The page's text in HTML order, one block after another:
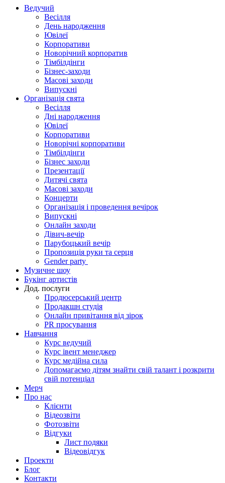
Ведучий
Весілля
День народження
Ювілеї
Корпоративи
Новорічний корпоратив
Тімбілдінги
Бізнес-заходи
Масові заходи
Випускні
Організація свята
Весілля
Дні народження
Ювілеї
Корпоративи
Новорічні корпоративи
Тімбілдінги
Бізнес заходи
Презентації
Дитячі свята
Масові заходи
Концерти
Організація і проведення вечірок
Випускні
Онлайн заходи
Дівич-вечір
Парубоцький вечір
Пропозиція руки та серця
Gender party
Музичне шоу
Букінг артистів
Дод. послуги
Продюсерський центр
Продакшн студія
Онлайн привітання від зірок
PR просування
Навчання
Курс ведучий
Курс івент менеджер
Курс медійна сила
Допомагаємо дітям знайти свій талант і розкрити
свій потенціал
Мерч
Про нас
Клієнти
Відеозвіти
Фотозвіти
Відгуки
Лист подяки
Відеовідгук
Проекти
Блог
Контакти